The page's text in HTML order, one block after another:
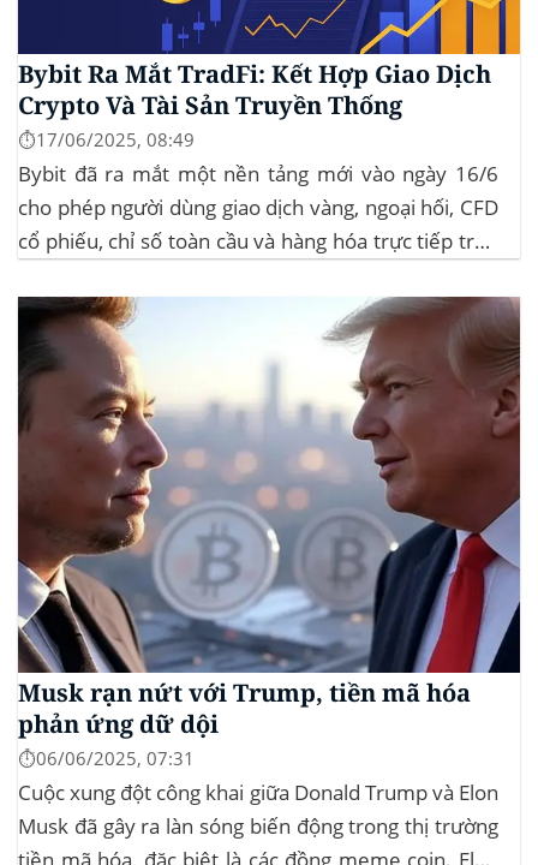
Bybit Ra Mắt TradFi: Kết Hợp Giao Dịch
Crypto Và Tài Sản Truyền Thống
⏱️17/06/2025, 08:49
Bybit đã ra mắt một nền tảng mới vào ngày 16/6
cho phép người dùng giao dịch vàng, ngoại hối, CFD
cổ phiếu, chỉ số toàn cầu và hàng hóa trực tiếp trên
giao dịch tiền mã hóa...
Musk rạn nứt với Trump, tiền mã hóa
phản ứng dữ dội
⏱️06/06/2025, 07:31
Cuộc xung đột công khai giữa Donald Trump và Elon
Musk đã gây ra làn sóng biến động trong thị trường
tiền mã hóa, đặc biệt là các đồng meme coin. Elon